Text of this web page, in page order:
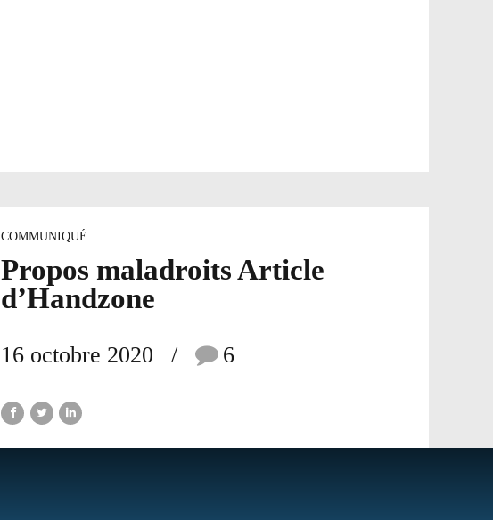
COMMUNIQUÉ
Propos maladroits Article
d’Handzone
16 octobre 2020 6